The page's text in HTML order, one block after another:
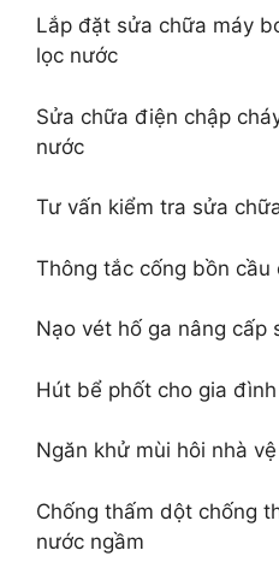
Lắp đặt sửa chữa máy
lọc nước
Sửa chữa điện chập
nước
Tư vấn kiểm tra sửa
Thông tắc cống bồn cầu
Nạo vét hố ga nâng cấp
Hút bể phốt cho gia
Ngăn khử mùi hôi nhà
Chống thấm dột chống
nước ngầm